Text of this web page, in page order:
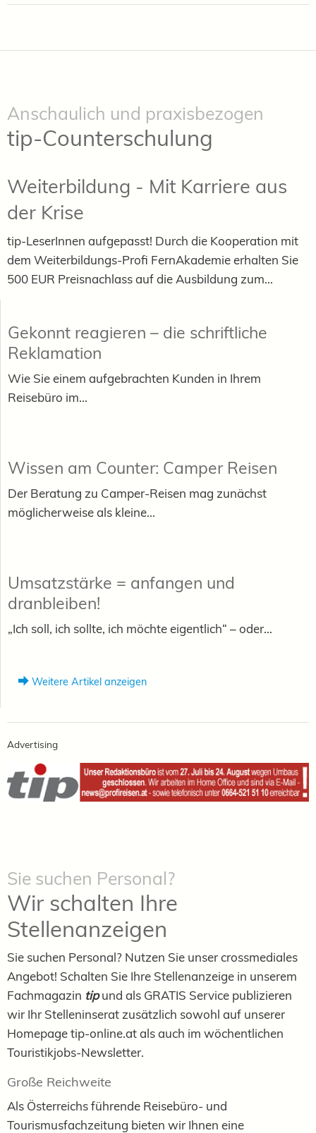
Anschaulich und praxisbezogen
tip-Counterschulung
Weiterbildung - Mit Karriere aus
der Krise
tip-LeserInnen aufgepasst! Durch die Kooperation mit
dem Weiterbildungs-Profi FernAkademie erhalten Sie
500 EUR Preisnachlass auf die Ausbildung zum...
Gekonnt reagieren – die schriftliche
Reklamation
Wie Sie einem aufgebrachten Kunden in Ihrem
Reisebüro im...
Wissen am Counter: Camper Reisen
Der Beratung zu Camper-Reisen mag zunächst
möglicherweise als kleine...
Umsatzstärke = anfangen und
dranbleiben!
„Ich soll, ich sollte, ich möchte eigentlich“ – oder...
Weitere Artikel anzeigen
Advertising
Sie suchen Personal?
Wir schalten Ihre
Stellenanzeigen
Sie suchen Personal? Nutzen Sie unser crossmediales
Angebot! Schalten Sie Ihre Stellenanzeige in unserem
Fachmagazin tipund als GRATIS Service publizieren
wir Ihr Stelleninserat zusätzlich sowohl auf unserer
Homepage tip-online.at als auch im wöchentlichen
Touristikjobs-Newsletter.
Große Reichweite
Als Österreichs führende Reisebüro- und
Tourismusfachzeitung bieten wir Ihnen eine